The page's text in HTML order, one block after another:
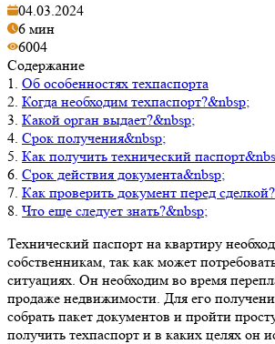
04.03.2024
6 мин
6004
Содержание
1. Об особенностях техпаспорта
2. Когда необходим техпаспорт?&nbsp;
3. Какой орган выдает?&nbsp;
4. Срок получения&nbsp;
5. Как получить технический
6. Срок действия документа&nbsp;
7. Как проверить документ перед сделкой?
8. Что еще следует знать?&nbsp;
Технический паспорт на квартиру
собственникам, так как может
ситуациях. Он необходим во время
продаже недвижимости. Для его
собрать пакет документов и пройти
получить техпаспорт и в каких целях он